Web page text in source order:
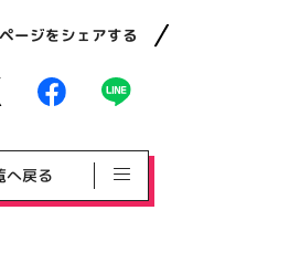
ージをシェアする
へ戻る